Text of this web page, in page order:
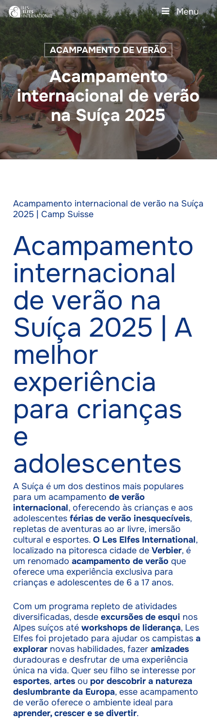
Skip
to
main
content
Menu
ACAMPAMENTO DE VERÃO
Acampamento
internacional de verão
na Suíça 2025
Acampamento internacional de verão na Suíça
2025 | Camp Suisse
Acampamento
internacional
de verão na
Suíça 2025 | A
melhor
experiência
para crianças
e
adolescentes
A Suíça é um dos destinos mais populares
para um acampamento de verão
internacional, oferecendo às crianças e aos
adolescentes férias de verão inesquecíveis,
repletas de aventuras ao ar livre, imersão
cultural e esportes. O Les Elfes International,
localizado na pitoresca cidade de Verbier, é
um renomado acampamento de verãoque
oferece uma experiência exclusiva para
crianças e adolescentes de 6 a 17 anos.
Com um programa repleto de atividades
diversificadas, desde excursões de esqui nos
Alpes suíços até workshops de liderança, Les
Elfes foi projetado para ajudar os campistas a
explorarnovas habilidades, fazer amizades
duradouras e desfrutar de uma experiência
única na vida. Quer seu filho se interesse por
esportes, artesou por descobrir a natureza
deslumbrante da Europa, esse acampamento
de verão oferece o ambiente ideal para
aprender, crescer e se divertir.
Close
Menu